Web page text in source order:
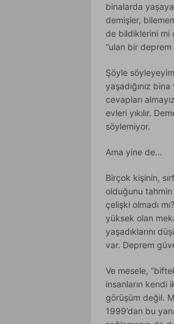
binalarda
demişler,
de bildiklerini mi
“ulan bir deprem
Şöyle
yaşadığınız
cevapları
evleri yıkılır.
söylemiyor.
Ama yine de…
Birçok kişinin,
olduğunu
çelişki olmadı
yüksek olan
yaşadıklarını
var. Deprem
Ve mesele,
insanların kendi
görüşüm değil.
1999’dan bu